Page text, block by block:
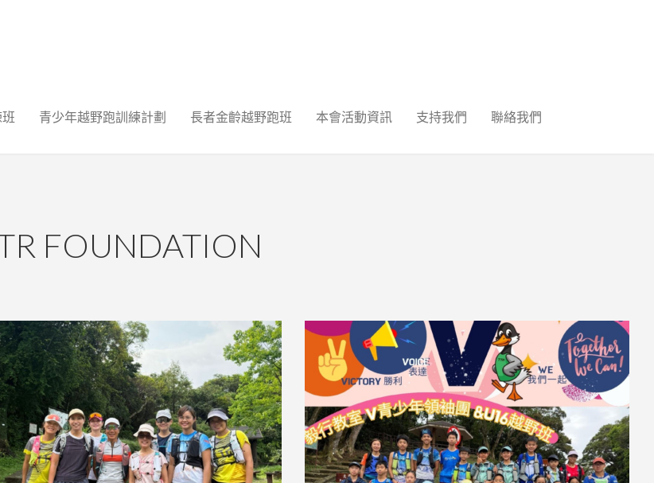
青少年越野跑訓練計劃 長者金齡越野跑班 本會活動資訊 支持我們
聯絡我們
FOUNDATION